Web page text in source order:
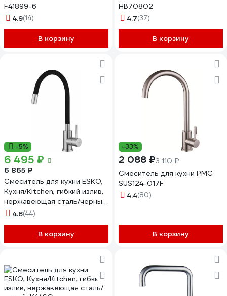
F41899-6
4.9(14)
В корзину
HB70802
4.7(37)
В корзину
-5%
6 495 ₽
6 865 ₽
Смеситель для кухни ESKO,
Кухня/Kitchen, гибкий излив,
нержавеющая сталь/черный,
K44SB
4.8(44)
В корзину
-33%
2 088 ₽3 110 ₽
Смеситель для кухни РМС
SUS124-017F
4.4(80)
В корзину